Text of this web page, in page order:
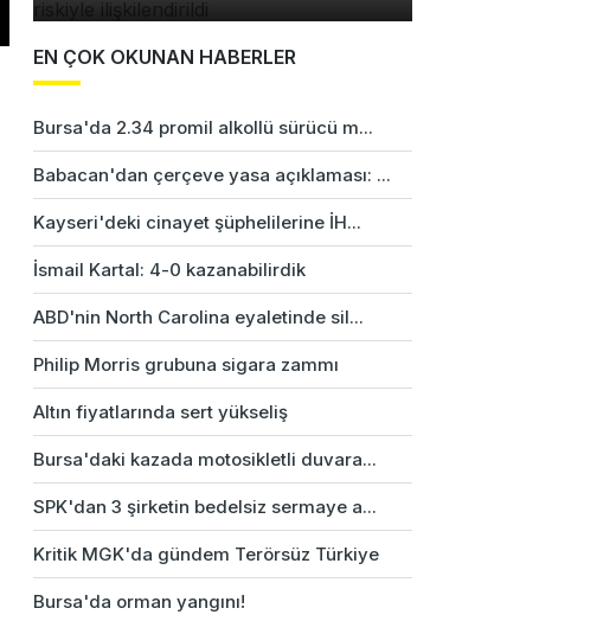
EN ÇOK OKUNAN HABERLER
Bursa'da 2.34 promil alkollü sürücü m...
Babacan'dan çerçeve yasa açıklaması: ...
Kayseri'deki cinayet şüphelilerine İH...
İsmail Kartal: 4-0 kazanabilirdik
ABD'nin North Carolina eyaletinde sil...
Philip Morris grubuna sigara zammı
Altın fiyatlarında sert yükseliş
Bursa'daki kazada motosikletli duvara...
SPK'dan 3 şirketin bedelsiz sermaye a...
Kritik MGK'da gündem Terörsüz Türkiye
Bursa'da orman yangını!